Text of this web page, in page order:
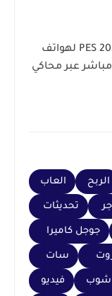
تحميل لعبة PES 2020 لهواتف
مباشر عبر محاكي
الربح العاب
تحديثات
جوجل كاميرا
سات
فيديو